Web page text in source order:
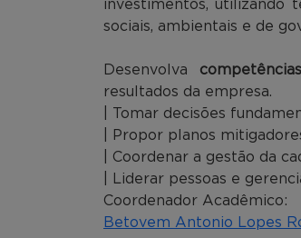
investimentos, utilizando
sociais, ambientais e de
Desenvolva competências
resultados da empresa.
| Tomar decisões
| Propor planos
| Coordenar a gestão da
| Liderar pessoas e
Coordenador Acadêmico:
Betovem Antonio Lopes